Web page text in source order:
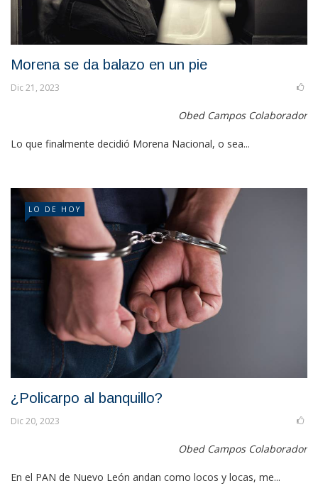
Morena se da balazo en un pie
Dic 21, 2023
Obed Campos Colaborador
Lo que finalmente decidió Morena Nacional, o sea...
LO DE HOY
¿Policarpo al banquillo?
Dic 20, 2023
Obed Campos Colaborador
En el PAN de Nuevo León andan como locos y locas, me...